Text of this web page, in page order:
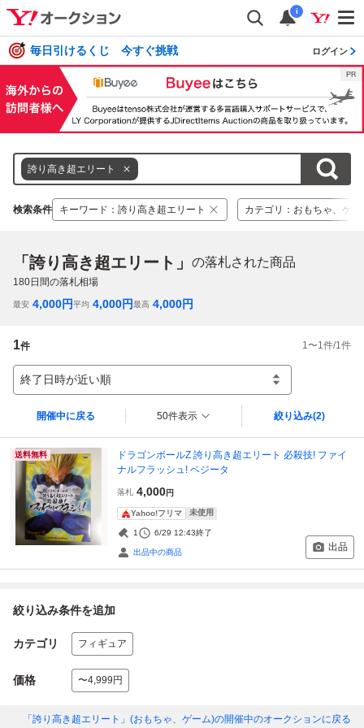
i
毎日引けるくじ 今すぐ挑戦 ログイン
誇り高き超エリート
検索条件 キーワード ： 誇り高き超エリート カテゴリ ： おもちゃ、ゲー
「誇り高き超エリート」 の落札された商品
180日間の落札相場
最安 4,000円平均 4,000円最高 4,000円
1件 1 〜1 件/1 件
終了日時が近い順
開催中に戻る 50件表示 絞り込み(2)
送料無料
ドラゴンボールZ 誇り高き超エリート 必殺技! ファイ
ナルフラッシュ! ベジータ
落札 4,000円
Yahoo!フリマ 未使用
1 6/29 12:43終了
出品中の商品 出品
絞り込み条件を追加
カテゴリ フィギュア
価格 〜4,999円
「誇り高き超エリート」(おもちゃ、ゲーム)の開催中のオークションに戻る